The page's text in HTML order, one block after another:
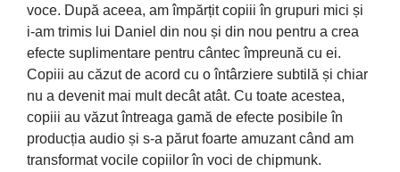
voce. După aceea, am împărțit copiii în grupuri mici și
i-am trimis lui Daniel din nou și din nou pentru a crea
efecte suplimentare pentru cântec împreună cu ei.
Copiii au căzut de acord cu o întârziere subtilă și chiar
nu a devenit mai mult decât atât. Cu toate acestea,
copiii au văzut întreaga gamă de efecte posibile în
producția audio și s-a părut foarte amuzant când am
transformat vocile copiilor în voci de chipmunk.